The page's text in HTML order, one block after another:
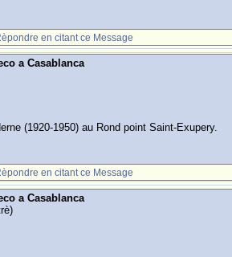
en citant ce Message
a Casablanca
(1920-1950) au Rond point Saint-Exupery.
en citant ce Message
a Casablanca